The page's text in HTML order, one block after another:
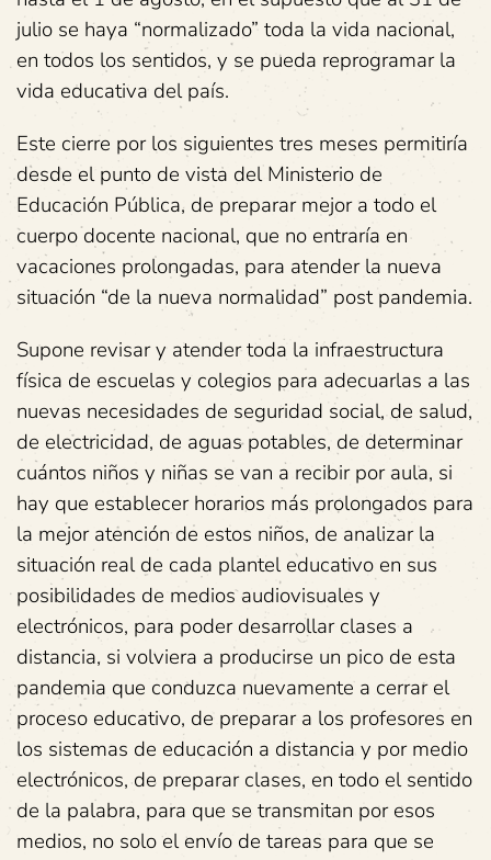
julio se haya “normalizado” toda la vida nacional,
en todos los sentidos, y se pueda reprogramar la
vida educativa del país.
Este cierre por los siguientes tres meses permitiría
desde el punto de vista del Ministerio de
Educación Pública, de preparar mejor a todo el
cuerpo docente nacional, que no entraría en
vacaciones prolongadas, para atender la nueva
situación “de la nueva normalidad” post pandemia.
Supone revisar y atender toda la infraestructura
física de escuelas y colegios para adecuarlas a las
nuevas necesidades de seguridad social, de salud,
de electricidad, de aguas potables, de determinar
cuántos niños y niñas se van a recibir por aula, si
hay que establecer horarios más prolongados para
la mejor atención de estos niños, de analizar la
situación real de cada plantel educativo en sus
posibilidades de medios audiovisuales y
electrónicos, para poder desarrollar clases a
distancia, si volviera a producirse un pico de esta
pandemia que conduzca nuevamente a cerrar el
proceso educativo, de preparar a los profesores en
los sistemas de educación a distancia y por medio
electrónicos, de preparar clases, en todo el sentido
de la palabra, para que se transmitan por esos
medios, no solo el envío de tareas para que se